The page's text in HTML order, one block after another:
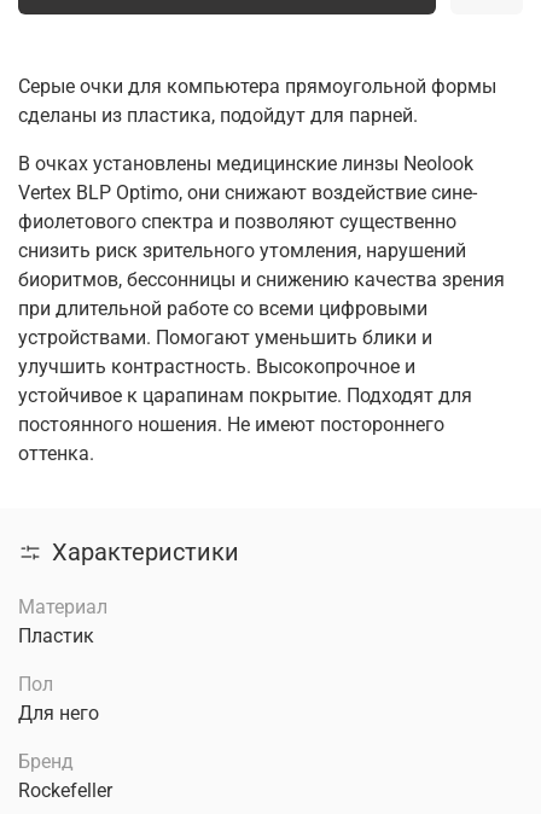
Серые очки для компьютера прямоугольной формы
сделаны из пластика, подойдут для парней.
В очках установлены медицинские линзы Neolook
Vertex BLP Optimo, они снижают воздействие сине-
фиолетового спектра и позволяют существенно
снизить риск зрительного утомления, нарушений
биоритмов, бессонницы и снижению качества зрения
при длительной работе со всеми цифровыми
устройствами. Помогают уменьшить блики и
улучшить контрастность. Высокопрочное и
устойчивое к царапинам покрытие. Подходят для
постоянного ношения. Не имеют постороннего
оттенка.
Характеристики
Материал
Пластик
Пол
Для него
Бренд
Rockefeller